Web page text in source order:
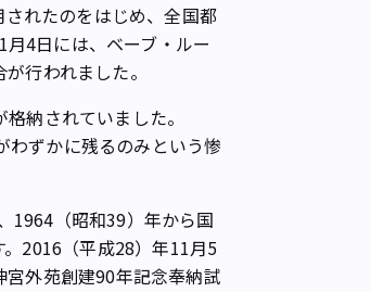
れたのをはじめ、全国都
4日には、ベーブ・ルー
行われました。
納されていました。
わずかに残るのみという惨
1964（昭和39）年から国
2016（平成28）年11月5
外苑創建90年記念奉納試